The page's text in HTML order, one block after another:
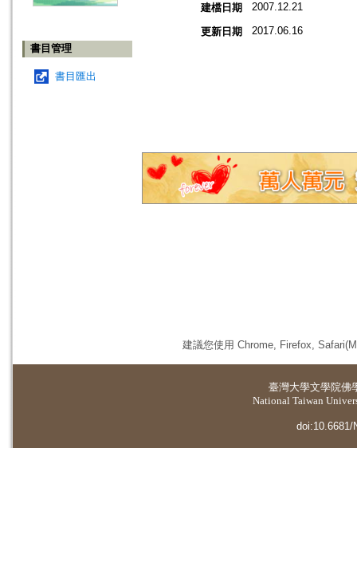
書目管理
書目匯出
建檔日期 2007.12.21
更新日期 2017.06.16
建議您使用 Chrome, Firefox,
臺灣大學文學院佛
National Taiwan
doi:10.6681/